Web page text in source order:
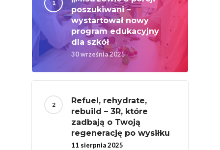
poszukiwani –
wystartował nowy
program edukacyjny
dla szkół
30 września 2025
Refuel, rehydrate,
rebuild – 3R, które
zadbają o Twoją
regenerację po wysiłku
11 sierpnia 2025
Federacja
Związków
Rolnych – Ziemniaki
Jedz Owoce I
Festiwal Młody
Ziemniak
Jemy Eko Warzywa I
Owoce